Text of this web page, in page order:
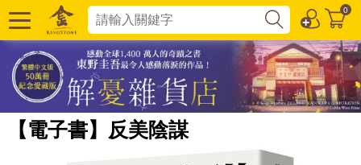
0
【電子書】反美陰謀